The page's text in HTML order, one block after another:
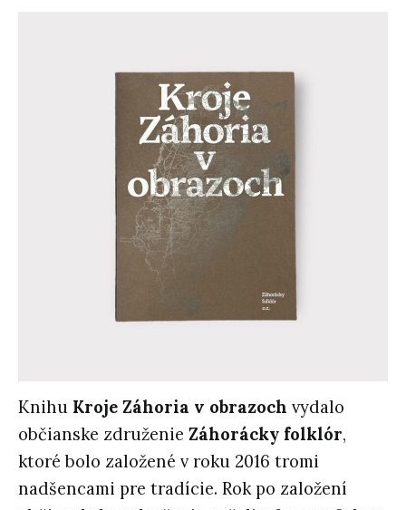
Knihu Kroje Záhoria v obrazoch vydalo
občianske združenie Záhorácky folklór,
ktoré bolo založené v roku 2016 tromi
nadšencami pre tradície. Rok po založení